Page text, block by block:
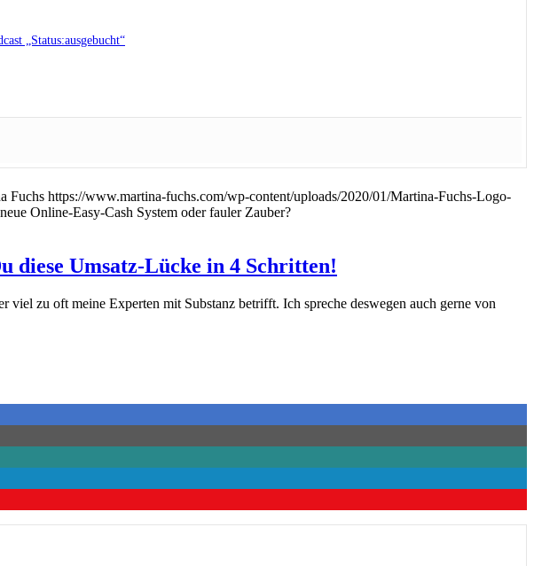
„Status:ausgebucht“
Fuchs https://www.martina-fuchs.com/wp-content/uploads/2020/01/Martina-Fuchs-Logo-
Online-Easy-Cash System oder fauler Zauber?
diese Umsatz-Lücke in 4 Schritten!
zu oft meine Experten mit Substanz betrifft. Ich spreche deswegen auch gerne von